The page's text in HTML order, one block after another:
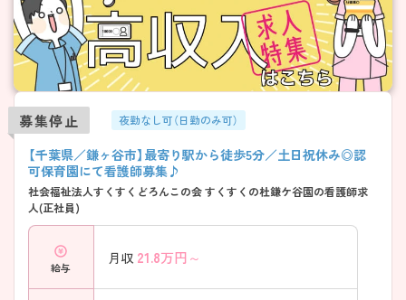
募集停止 夜勤なし可（日勤のみ可）
【千葉県／鎌ヶ谷市】最寄り駅から徒歩5分／土日祝休み◎認
可保育園にて看護師募集♪
社会福祉法人すくすくどろんこの会 すくすくの杜鎌ケ谷園の看護師求
人(正社員)
給与
月収 21.8万円～